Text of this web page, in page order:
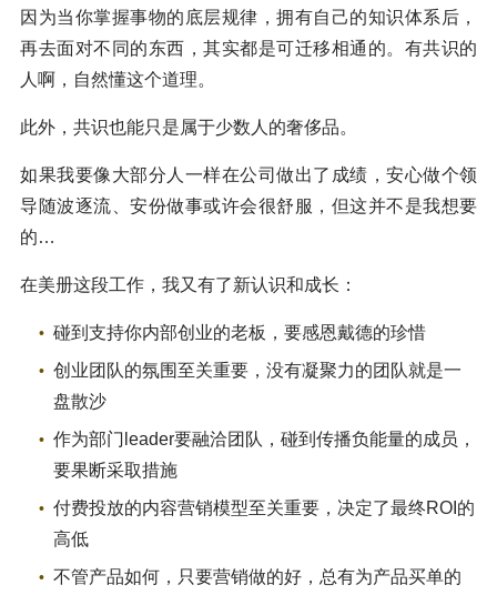
因为当你掌握事物的底层规律，拥有自己的知识体系后，
再去面对不同的东西，其实都是可迁移相通的。有共识的
人啊，自然懂这个道理。
此外，共识也能只是属于少数人的奢侈品。
如果我要像大部分人一样在公司做出了成绩，安心做个领
导随波逐流、安份做事或许会很舒服，但这并不是我想要
的…
在美册这段工作，我又有了新认识和成长：
碰到支持你内部创业的老板，要感恩戴德的珍惜
创业团队的氛围至关重要，没有凝聚力的团队就是一
盘散沙
作为部门leader要融洽团队，碰到传播负能量的成员，
要果断采取措施
付费投放的内容营销模型至关重要，决定了最终ROI的
高低
不管产品如何，只要营销做的好，总有为产品买单的